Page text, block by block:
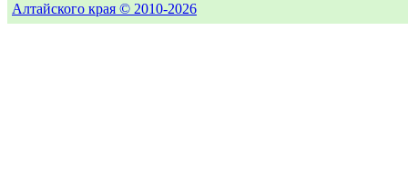
Алтайского края © 2010-2026